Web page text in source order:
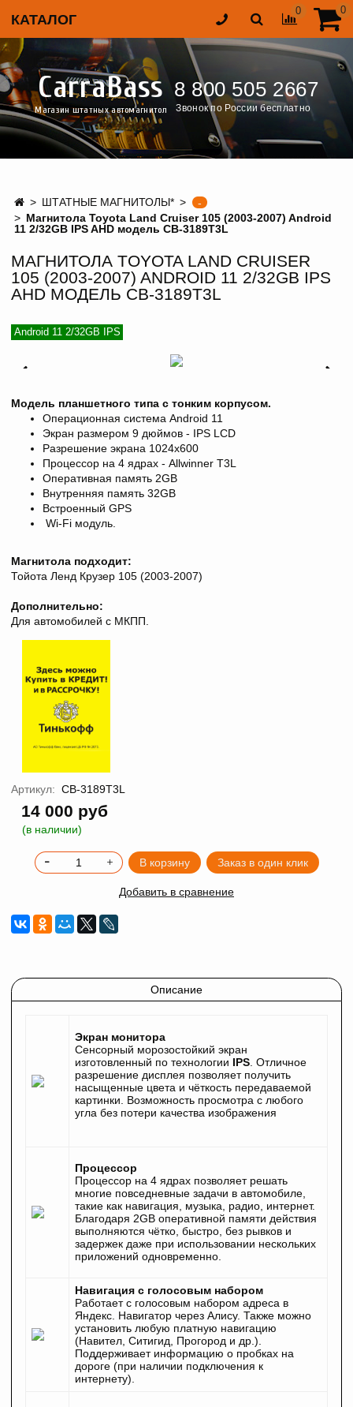
КАТАЛОГ
0 0
CarraBass
Магазин штатных автомагнитол
8 800 505 2667
Звонок по России бесплатно
ШТАТНЫЕ МАГНИТОЛЫ*
-
Магнитола Toyota Land Cruiser 105 (2003-2007) Android
11 2/32GB IPS AHD модель CB-3189T3L
МАГНИТОЛА TOYOTA LAND CRUISER
105 (2003-2007) ANDROID 11 2/32GB IPS
AHD МОДЕЛЬ CB-3189T3L
Android 11 2/32GB IPS
Модель планшетного типа с тонким корпусом.
Операционная система Android 11
Экран размером 9 дюймов - IPS LCD
Разрешение экрана 1024x600
Процессор на 4 ядрах - Allwinner T3L
Оперативная память 2GB
Внутренняя память 32GB
Встроенный GPS
Wi-Fi модуль.
Магнитола подходит:
Тойота Ленд Крузер 105 (2003-2007)
Дополнительно:
Для автомобилей с МКПП.
Артикул: CB-3189T3L
14 000 руб
(в наличии)
В корзину Заказ в один клик
Добавить в сравнение
Описание
Экран монитора
Сенсорный морозостойкий экран
изготовленный по технологии IPS . Отличное
разрешение дисплея позволяет получить
насыщенные цвета и чёткость передаваемой
картинки. Возможность просмотра с любого
угла без потери качества изображения
Процессор
Процессор на 4 ядрах позволяет решать
многие повседневные задачи в автомобиле,
такие как навигация, музыка, радио, интернет.
Благодаря 2GB оперативной памяти действия
выполняются чётко, быстро, без рывков и
задержек даже при использовании нескольких
приложений одновременно.
Навигация с голосовым набором
Работает с голосовым набором адреса в
Яндекс. Навигатор через Алису. Также можно
установить любую платную навигацию
(Навител, Ситигид, Прогород и др.).
Поддерживает информацию о пробках на
дороге (при наличии подключения к
интернету).